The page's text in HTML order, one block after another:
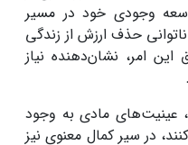
وجودی خود در مسیر
حذف ارزش از زندگی
امر، نشان‌دهنده نیاز
عینیت‌های مادی به وجود
در سیر کمال معنوی نیز